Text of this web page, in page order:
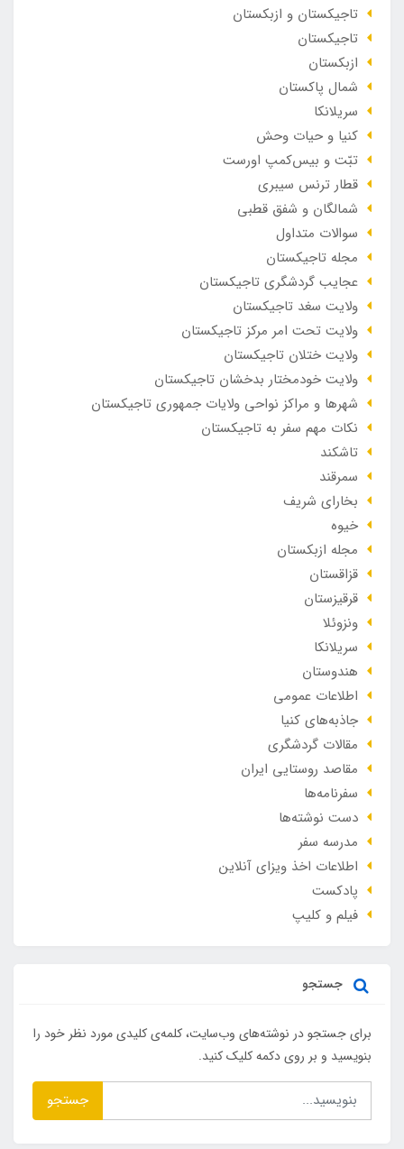
تاجیکستان و ازبکستان
تاجیکستان
ازبکستان
شمال پاکستان
سریلانکا
کنیا و حیات وحش
تبّت و بیس‌کمپ اورست
قطار ترنس سیبری
شمالگان و شفق قطبی
سوالات متداول
مجله تاجیکستان
عجایب گردشگری تاجیکستان
ولایت سغد تاجیکستان
ولایت تحت امر مرکز تاجیکستان
ولایت ختلان تاجیکستان
ولایت خودمختار بدخشان تاجیکستان
شهرها و مراکز نواحی ولایات جمهوری تاجیکستان
نکات مهم سفر به تاجیکستان
تاشکند
سمرقند
بخارای شریف
خیوه
مجله ازبکستان
قزاقستان
قرقیزستان
ونزوئلا
سریلانکا
هندوستان
اطلاعات عمومی
جاذبه‌های کنیا
مقالات گردشگری
مقاصد روستایی ایران
سفرنامه‌ها
دست نوشته‌ها
مدرسه سفر
اطلاعات اخذ ویزای آنلاین
پادکست
فیلم و کلیپ
جستجو
برای جستجو در نوشته‌های وب‌سایت، کلمه‌ی کلیدی مورد نظر خود را
بنویسید و بر روی دکمه کلیک کنید.
جستجو